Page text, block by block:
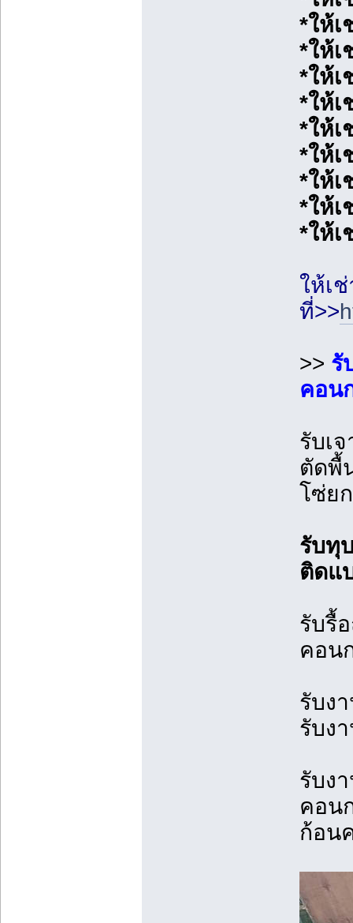
*ให้เ
*ให้เ
*ให้
*ให้
*ให้เ
*ให้เ
*ให้เ
*ให้
*ให้เ
ให้เ
ที่>>
>> รั
คอน
รับเ
ตัดพื้
โซ่ย
รับทุ
ติดแ
รับรื้
คอน
รับง
รับง
รับง
คอน
ก้อน